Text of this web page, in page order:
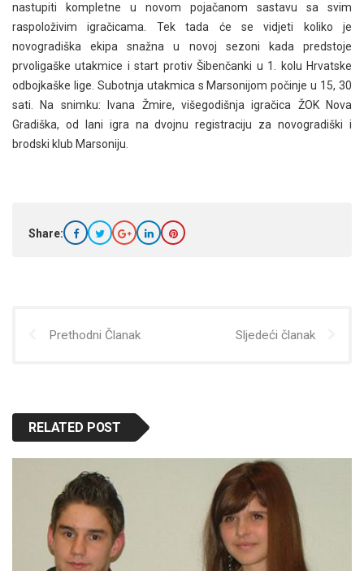
nastupiti kompletne u novom pojačanom sastavu sa svim
raspoloživim igračicama. Tek tada će se vidjeti koliko je
novogradiška ekipa snažna u novoj sezoni kada predstoje
prvoligaške utakmice i start protiv Šibenčanki u 1. kolu Hrvatske
odbojkaške lige. Subotnja utakmica s Marsonijom počinje u 15, 30
sati. Na snimku: Ivana Žmire, višegodišnja igračica ŽOK Nova
Gradiška, od lani igra na dvojnu registraciju za novogradiški i
brodski klub Marsoniju.
Share:
Prethodni Članak Sljedeći članak
RELATED POST